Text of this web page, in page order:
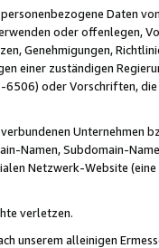
Daten
oder offenlegen,
Genehmigungen,
einer zuständigen
6506) oder Vorschriften,
Unternehmen
Namen, Subdomain-
Netzwerk-Website
verletzen.
unserem alleinigen